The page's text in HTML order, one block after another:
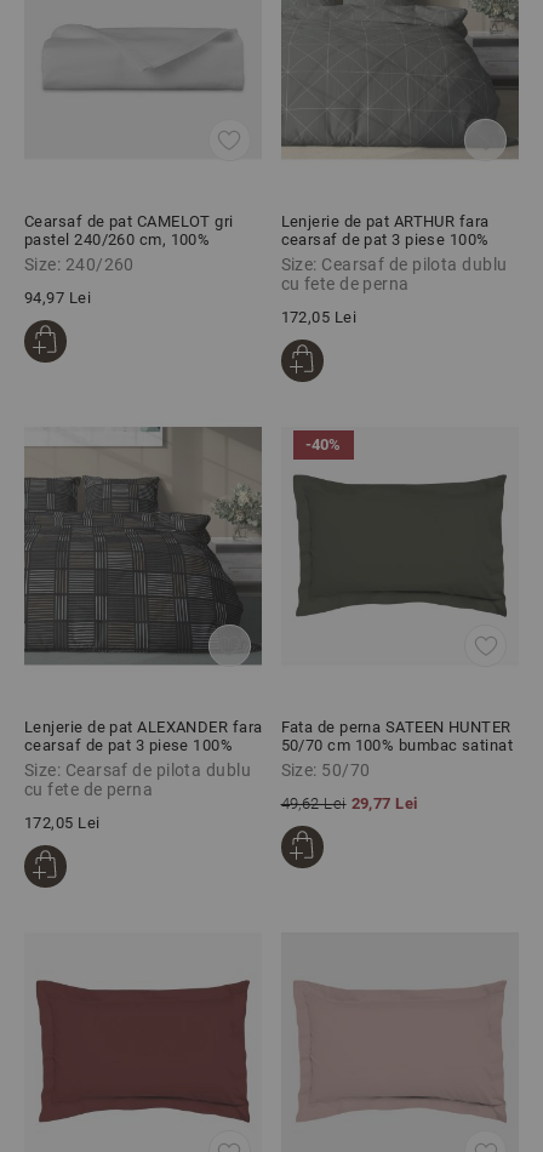
Cearsaf de pat CAMELOT gri
pastel 240/260 cm, 100%
Viscoza
Size: 240/260
94,97 Lei
Lenjerie de pat ARTHUR fara
cearsaf de pat 3 piese 100%
viscoza, Colectia Camelot
Size: Cearsaf de pilota dublu
cu fete de perna
172,05 Lei
Lenjerie de pat ALEXANDER fara
cearsaf de pat 3 piese 100%
viscoza, Colectia Camelot
Size: Cearsaf de pilota dublu
cu fete de perna
172,05 Lei
-40%
Fata de perna SATEEN HUNTER
50/70 cm 100% bumbac satinat
Size: 50/70
49,62 Lei 29,77 Lei